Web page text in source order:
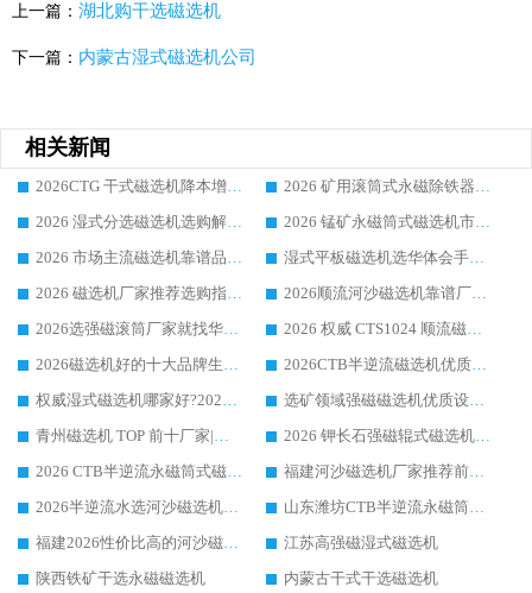
上一篇： 湖北购干选磁选机
下一篇： 内蒙古湿式磁选机公司
相关新闻
2026CTG 干式磁选机降本增效选购指南 选矿行业口碑稳定专业生产强者盘点
2026 矿用滚筒式永磁除铁器厂家榜单 行业实力派源头厂商选购干货指南
2026 湿式分选磁选机选购解析，华体会手机网页版-华体会(中国) 设备综合实力详解
2026 锰矿永磁筒式磁选机市场主流客户推荐生产厂家口碑精选
2026 市场主流磁选机靠谱品牌推荐 案例厂家华体会手机网页版-华体会(中国) 大众倾心之选
湿式平板磁选机选华体会手机网页版-华体会(中国) _2026靠谱厂家收获各地客户良好评价
2026 磁选机厂家推荐选购指南，实地走访参考华体会手机网页版-华体会(中国) 合作口碑表现
2026顺流河沙磁选机靠谱厂家推荐 华体会手机网页版-华体会(中国) 实力口碑精选
2026选强磁滚筒厂家就找华体会手机网页版-华体会(中国) _口碑过硬用料扎实_性价比优势突出
2026 权威 CTS1024 顺流磁选机精选生产厂家优质设备推荐
2026磁选机好的十大品牌生产厂家排名|华体会手机网页版-华体会(中国) 凭实力入磅
2026CTB半逆流磁选机优质厂家推荐：华体会手机网页版-华体会(中国) ，行业标杆生产厂家
权威湿式磁选机哪家好?2026 实测榜单出炉，潍坊华体会手机网页版-华体会(中国) 大厂实力领跑
选矿领域强磁磁选机优质设备推荐榜 TOP1：潍坊华体会手机网页版-华体会(中国) 凭实力出圈
青州磁选机 TOP 前十厂家|靠谱品牌怎么选?潍坊华体会手机网页版-华体会(中国) 实力出圈
2026 钾长石强磁辊式磁选机靠谱厂家 TOP 榜：潍坊华体会手机网页版-华体会(中国) 凭硬核实力领跑行业
2026 CTB半逆流永磁筒式磁选机厂家如何选择，选华体会手机网页版-华体会(中国) 原因，硬核实测不踩坑指南
福建河沙磁选机厂家推荐前三，华体会手机网页版-华体会(中国) 磁选机解锁资源利用新路径
2026半逆流水选河沙磁选机生产厂家：解锁河沙分选高效新路径
山东潍坊CTB半逆流永磁筒式河沙磁选机生产厂家如何高效除铁提纯
福建2026性价比高的河沙磁选机生产厂家工作原理(通俗 + 专业双版，适配产品文案/介绍使用)
江苏高强磁湿式磁选机
陕西铁矿干选永磁磁选机
内蒙古干式干选磁选机